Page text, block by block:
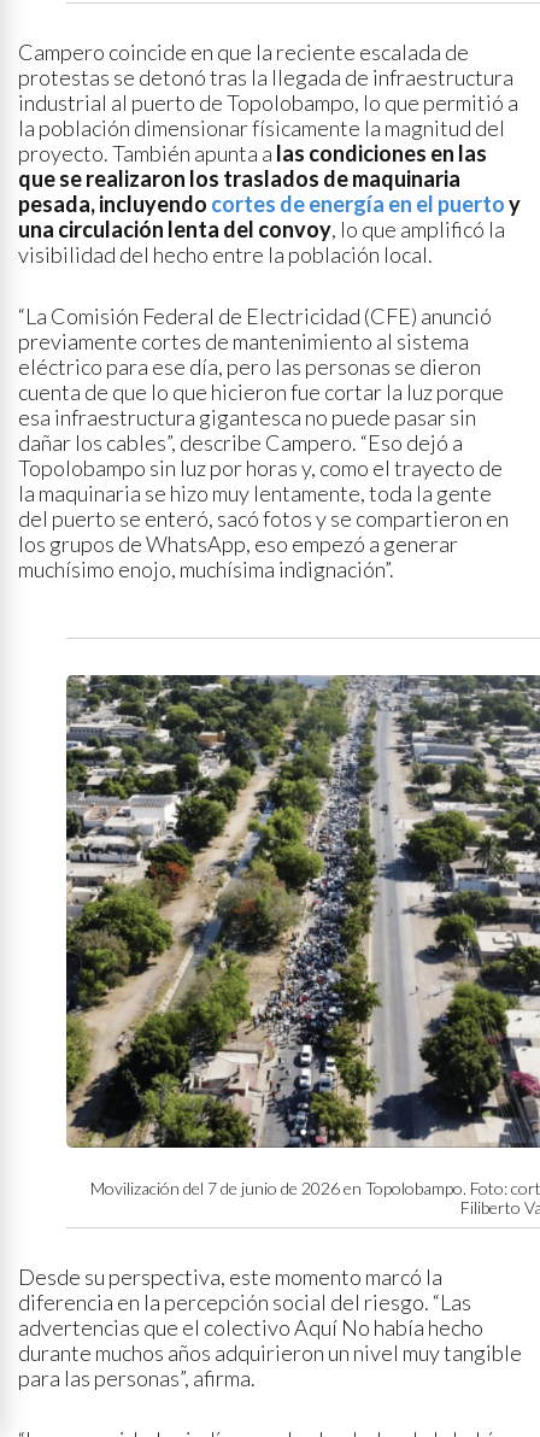
Campero coincide en que la reciente escalada de
protestas se detonó tras la llegada de infraestructura
industrial al puerto de Topolobampo, lo que permitió a
la población dimensionar físicamente la magnitud del
proyecto. También apunta a las condiciones en las
que se realizaron los traslados de maquinaria
pesada, incluyendo cortes de energía en el puertoy
una circulación lenta del convoy, lo que amplificó la
visibilidad del hecho entre la población local.
“La Comisión Federal de Electricidad (CFE) anunció
previamente cortes de mantenimiento al sistema
eléctrico para ese día, pero las personas se dieron
cuenta de que lo que hicieron fue cortar la luz porque
esa infraestructura gigantesca no puede pasar sin
dañar los cables”, describe Campero. “Eso dejó a
Topolobampo sin luz por horas y, como el trayecto de
la maquinaria se hizo muy lentamente, toda la gente
del puerto se enteró, sacó fotos y se compartieron en
los grupos de WhatsApp, eso empezó a generar
muchísimo enojo, muchísima indignación”.
Movilización del 7 de junio de 2026 en Topolobampo. Foto:
Filiberto
Desde su perspectiva, este momento marcó la
diferencia en la percepción social del riesgo. “Las
advertencias que el colectivo Aquí No había hecho
durante muchos años adquirieron un nivel muy tangible
para las personas”, afirma.